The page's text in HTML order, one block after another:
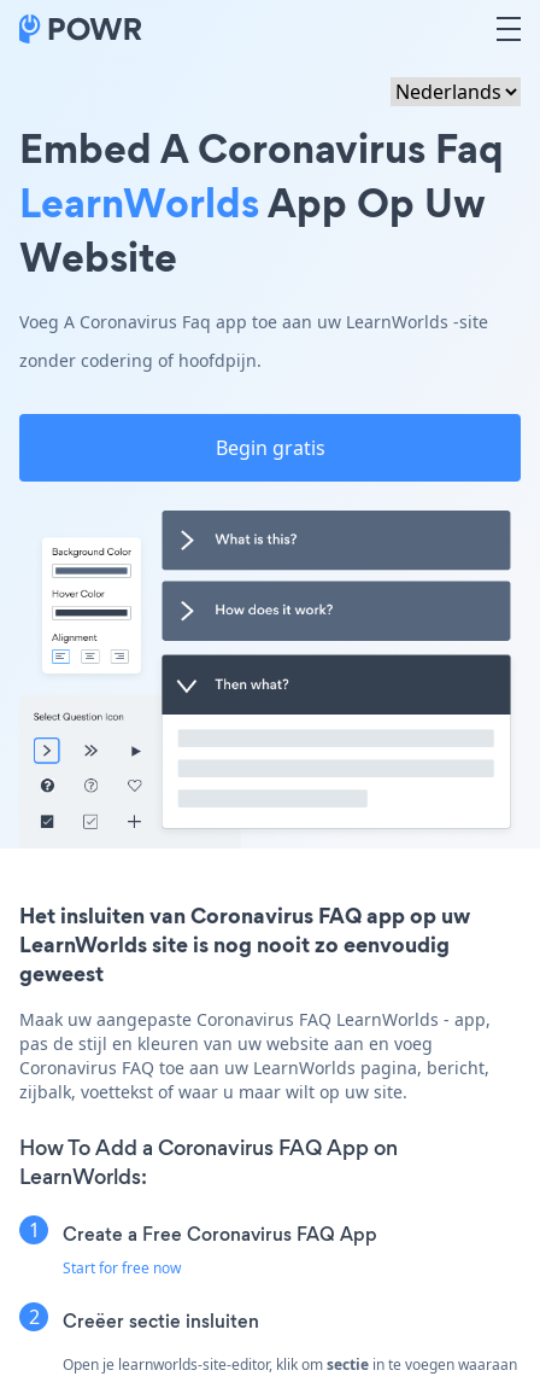
Embed A Coronavirus Faq
LearnWorldsApp Op Uw
Website
Voeg A Coronavirus Faq app toe aan uw LearnWorlds -site
zonder codering of hoofdpijn.
Begin gratis
Het insluiten van Coronavirus FAQ app op uw
LearnWorlds site is nog nooit zo eenvoudig
geweest
Maak uw aangepaste Coronavirus FAQ LearnWorlds - app,
pas de stijl en kleuren van uw website aan en voeg
Coronavirus FAQ toe aan uw LearnWorlds pagina, bericht,
zijbalk, voettekst of waar u maar wilt op uw site.
How To Add a Coronavirus FAQ App on
LearnWorlds:
Create a Free Coronavirus FAQ App
Start for free now
Creëersectie insluiten
Open je learnworlds-site-editor, klik omsectie in te voegen waaraan